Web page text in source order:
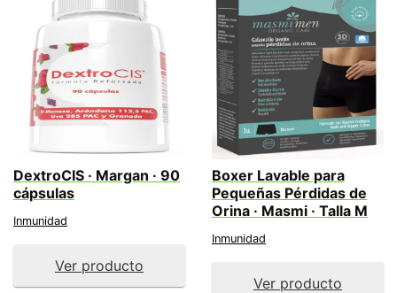
DextroCIS · Margan · 90
cápsulas
Inmunidad
Ver producto
Boxer Lavable para
Pequeñas Pérdidas de
Orina · Masmi · Talla M
Inmunidad
Ver producto